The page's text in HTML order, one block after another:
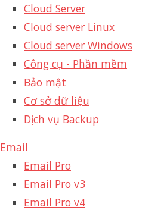
Cloud Server
Cloud server Linux
Cloud server Windows
Công cụ - Phần mềm
Bảo mật
Cơ sở dữ liệu
Dịch vụ Backup
Email
Email Pro
Email Pro v3
Email Pro v4